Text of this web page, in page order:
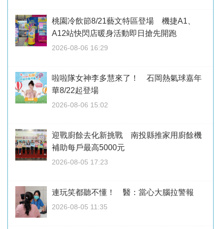
桃園冷飲節8/21藝文特區登場 機捷A1、
A12站快閃店暖身活動即日搶先開跑
2026-08-06 16:29
啦啦隊女神李多慧來了！ 石岡熱氣球嘉年
華8/22起登場
2026-08-06 15:02
迎戰廚餘去化新挑戰 南投縣推家用廚餘機
補助每戶最高5000元
2026-08-05 17:23
連玩笑都聽不懂！ 醫：當心大腦拉警報
2026-08-05 11:35